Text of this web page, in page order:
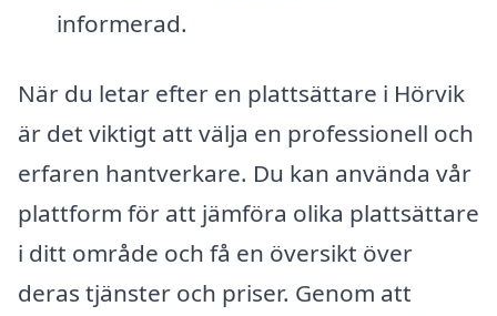
informerad.
När du letar efter en plattsättare i Hörvik
är det viktigt att välja en professionell och
erfaren hantverkare. Du kan använda vår
plattform för att jämföra olika plattsättare
i ditt område och få en översikt över
deras tjänster och priser. Genom att